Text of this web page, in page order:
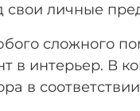
свои личные
сложного
в интерьер. В
в